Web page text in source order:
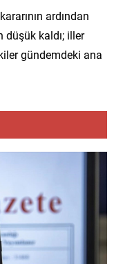
ardından
kaldı; iller
gündemdeki ana